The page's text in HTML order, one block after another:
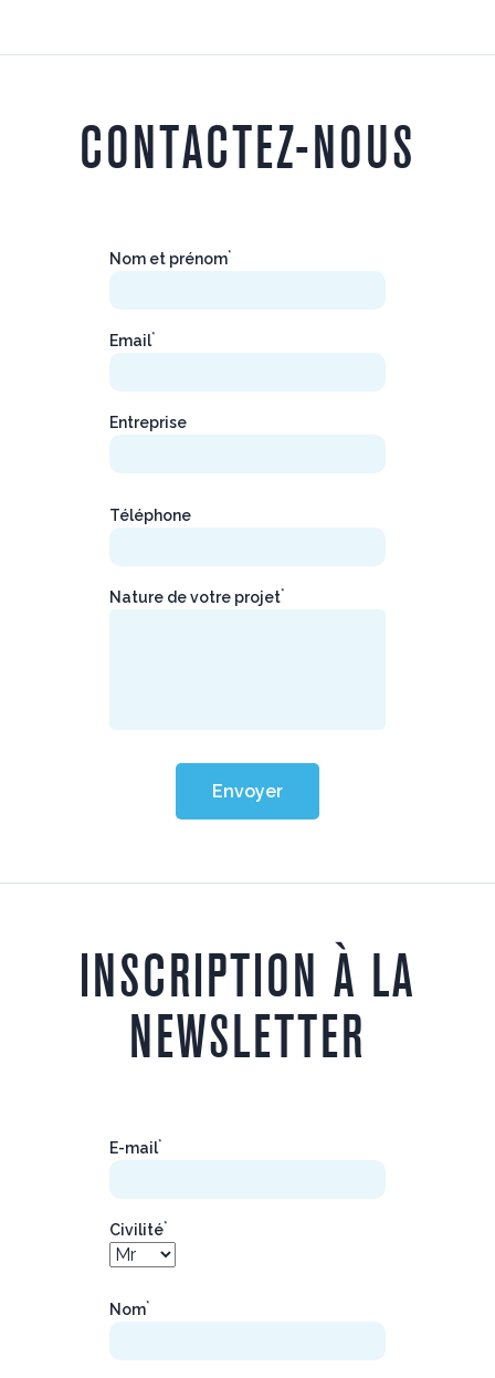
CONTACTEZ-NOUS
Nom et prénom*
Email*
Entreprise
Téléphone
Nature de votre projet*
Envoyer
INSCRIPTION À LA
NEWSLETTER
E-mail*
Civilité*
Nom*